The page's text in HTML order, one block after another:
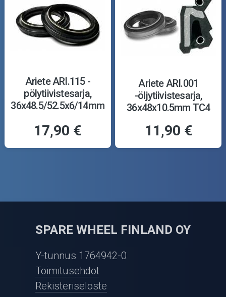
Ariete ARI.115 -
pölytiivistesarja,
36x48.5/52.5x6/14mm
17,90 €
Ariete ARI.001
-öljytiivistesarja,
36x48x10.5mm TC4
11,90 €
SPARE WHEEL FINLAND OY
Y-tunnus 1764942-0
Toimitusehdot
Rekisteriseloste